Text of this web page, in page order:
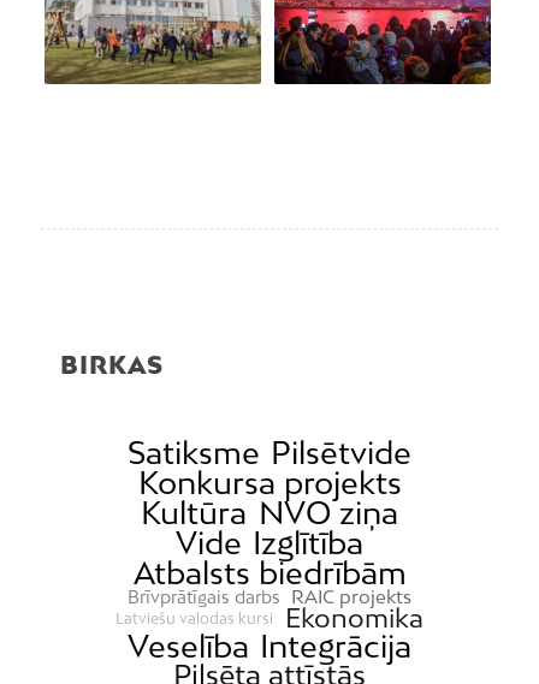
BIRKAS
Satiksme Pilsētvide
Konkursa projekts
Kultūra NVO ziņa
Vide Izglītība
Atbalsts biedrībām
Brīvprātīgais darbs RAIC projekts
Latviešu valodas kursi Ekonomika
Veselība Integrācija
Pilsēta attīstās